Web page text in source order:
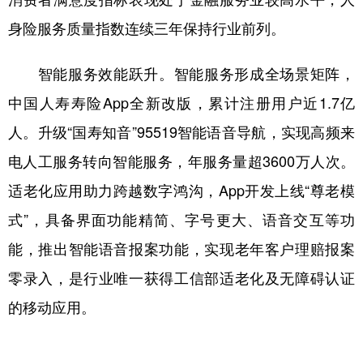
身险服务质量指数连续三年保持行业前列。
智能服务效能跃升。智能服务形成全场景矩阵，
中国人寿寿险App全新改版，累计注册用户近1.7亿
人。升级“国寿知音”95519智能语音导航，实现高频来
电人工服务转向智能服务，年服务量超3600万人次。
适老化应用助力跨越数字鸿沟，App开发上线“尊老模
式”，具备界面功能精简、字号更大、语音交互等功
能，推出智能语音报案功能，实现老年客户理赔报案
零录入，是行业唯一获得工信部适老化及无障碍认证
的移动应用。